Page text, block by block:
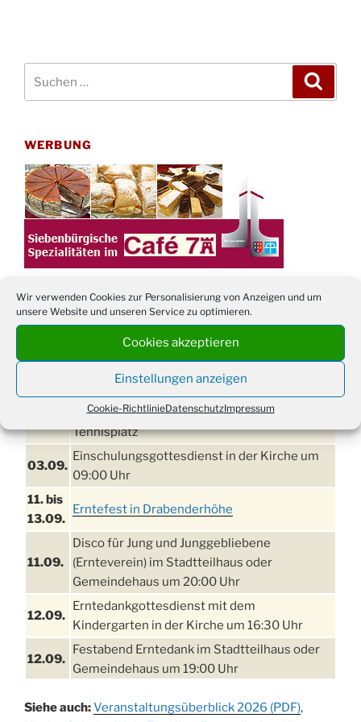
Wir verwenden Cookies zur Personalisierung von Anzeigen und um
unsere Website und unseren Service zu optimieren.
Cookies akzeptieren
Einstellungen anzeigen
Cookie-RichtlinieDatenschutzImpressum
WERBUNG
Kinder ab 13 Jahren
Damen Doppel - Turnier des TC77 am
Tennisplatz
03.09.
Einschulungsgottesdienst in der Kirche um
09:00 Uhr
11. bis
13.09.
Erntefest in Drabenderhöhe
11.09.
Disco für Jung und Junggebliebene
(Ernteverein) im Stadtteilhaus oder
Gemeindehaus um 20:00 Uhr
12.09.
Erntedankgottesdienst mit dem
Kindergarten in der Kirche um 16:30 Uhr
12.09.
Festabend Erntedank im Stadtteilhaus oder
Gemeindehaus um 19:00 Uhr
13.09.
Stadtteilhaus um 14:00 Uhr
Siehe auch:Veranstaltungsüberblick 2026 (PDF),